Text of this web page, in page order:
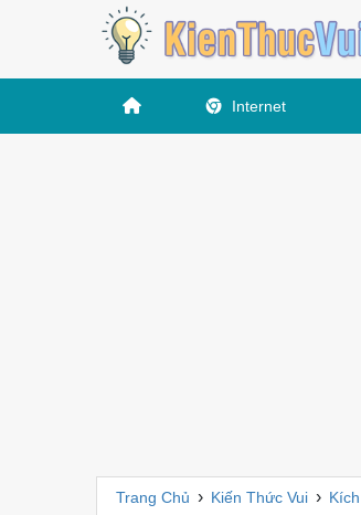
Internet
Trang Chủ › Kiến Thức Vui ›